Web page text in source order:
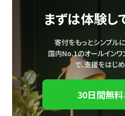
まずは体験し
寄付をもっとシンプルに
国内No.1のオールイン
で、支援をはじめ
30日間無